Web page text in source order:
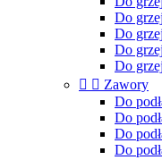
Do
Do
Do
Do
  Zawory
Do
Do
Do
Do